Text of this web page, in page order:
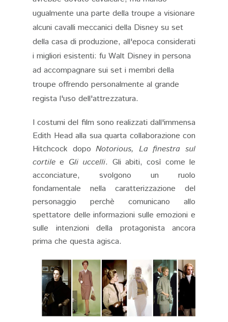
ugualmente una parte della troupe a visionare
alcuni cavalli meccanici della Disney su set
della casa di produzione, all'epoca considerati
i migliori esistenti: fu Walt Disney in persona
ad accompagnare sui set i membri della
troupe offrendo personalmente al grande
regista l'uso dell'attrezzatura.
I costumi del film sono realizzati dall'immensa
Edith Head alla sua quarta collaborazione con
Hitchcock dopoNotorious, La finestra sul
cortilee Gli uccelli. Gli abiti, così come le
acconciature, svolgono un ruolo
fondamentale nella caratterizzazione del
personaggio perchè comunicano allo
spettatore delle informazioni sulle emozioni e
sulle intenzioni della protagonista ancora
prima che questa agisca.